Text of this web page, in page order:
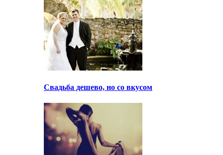
Свадьба дешево, но со вкусом